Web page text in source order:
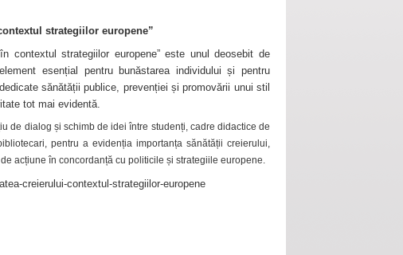
strategiilor europene”
contextul strategiilor europene” este unul deosebit de
esențial pentru bunăstarea individului și pentru
sănătății publice, prevenției și promovării unui stil
tot mai evidentă.
de dialog și schimb de idei între studenți, cadre didactice de
pentru a evidenția importanța sănătății creierului,
acțiune în concordanță cu politicile și strategiile europene.
creierului-contextul-strategiilor-europene